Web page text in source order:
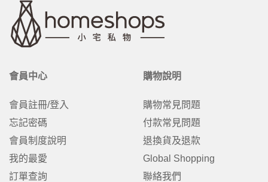
會員中心
會員註冊/登入
忘記密碼
會員制度說明
我的最愛
訂單查詢
購物說明
購物常見問題
付款常見問題
退換貨及退款
Global Shopping
聯絡我們